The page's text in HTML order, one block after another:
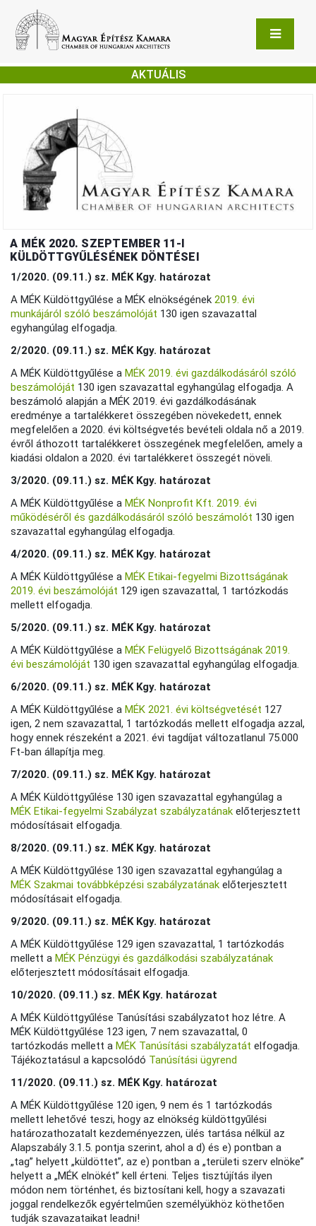
AKTUÁLIS
A MÉK 2020. SZEPTEMBER 11-I
KÜLDÖTTGYŰLÉSÉNEK DÖNTÉSEI
1/2020. (09.11.) sz. MÉK Kgy. határozat
A MÉK Küldöttgyűlése a MÉK elnökségének2019. évi
munkájáról szóló beszámolóját 130 igen szavazattal
egyhangúlag elfogadja.
2/2020. (09.11.) sz. MÉK Kgy. határozat
A MÉK Küldöttgyűlése a MÉK 2019. évi gazdálkodásáról szóló
beszámolóját 130 igen szavazattal egyhangúlag elfogadja. A
beszámoló alapján a MÉK 2019. évi gazdálkodásának
eredménye a tartalékkeret összegében növekedett, ennek
megfelelően a 2020. évi költségvetés bevételi oldala nő a 2019.
évről áthozott tartalékkeret összegének megfelelően, amely a
kiadási oldalon a 2020. évi tartalékkeret összegét növeli.
3/2020. (09.11.) sz. MÉK Kgy. határozat
A MÉK Küldöttgyűlése a MÉK Nonprofit Kft. 2019. évi
működéséről és gazdálkodásáról szóló beszámolót 130 igen
szavazattal egyhangúlag elfogadja.
4/2020. (09.11.) sz. MÉK Kgy. határozat
A MÉK Küldöttgyűlése a MÉK Etikai-fegyelmi Bizottságának
2019. évi beszámolóját 129 igen szavazattal, 1 tartózkodás
mellett elfogadja.
5/2020. (09.11.) sz. MÉK Kgy. határozat
A MÉK Küldöttgyűlése a MÉK Felügyelő Bizottságának 2019.
évi beszámolóját 130 igen szavazattal egyhangúlag elfogadja.
6/2020. (09.11.) sz. MÉK Kgy. határozat
A MÉK Küldöttgyűlése a MÉK 2021. évi költségvetését 127
igen, 2 nem szavazattal, 1 tartózkodás mellett elfogadja azzal,
hogy ennek részeként a 2021. évi tagdíjat változatlanul 75.000
Ft-ban állapítja meg.
7/2020. (09.11.) sz. MÉK Kgy. határozat
A MÉK Küldöttgyűlése 130 igen szavazattal egyhangúlag a
MÉK Etikai-fegyelmi Szabályzat szabályzatának előterjesztett
módosításait elfogadja.
8/2020. (09.11.) sz. MÉK Kgy. határozat
A MÉK Küldöttgyűlése 130 igen szavazattal egyhangúlag a
MÉK Szakmai továbbképzési szabályzatának előterjesztett
módosításait elfogadja.
9/2020. (09.11.) sz. MÉK Kgy. határozat
A MÉK Küldöttgyűlése 129 igen szavazattal, 1 tartózkodás
mellett a MÉK Pénzügyi és gazdálkodási szabályzatának
előterjesztett módosításait elfogadja.
10/2020. (09.11.) sz. MÉK Kgy. határozat
A MÉK Küldöttgyűlése Tanúsítási szabályzatot hoz létre. A
MÉK Küldöttgyűlése 123 igen, 7 nem szavazattal, 0
tartózkodás mellett a MÉK Tanúsítási szabályzatát elfogadja.
Tájékoztatásul a kapcsolódó Tanúsítási ügyrend
11/2020. (09.11.) sz. MÉK Kgy. határozat
A MÉK Küldöttgyűlése 120 igen, 9 nem és 1 tartózkodás
mellett lehetővé teszi, hogy az elnökség küldöttgyűlési
határozathozatalt kezdeményezzen, ülés tartása nélkül az
Alapszabály 3.1.5. pontja szerint, ahol a d) és e) pontban a
„tag” helyett „küldöttet”, az e) pontban a „területi szerv elnöke”
helyett a „MÉK elnökét” kell érteni. Teljes tisztújítás ilyen
módon nem történhet, és biztosítani kell, hogy a szavazati
joggal rendelkezők egyértelműen személyükhöz köthetően
tudják szavazataikat leadni!